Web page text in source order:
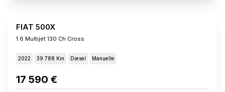
FIAT 500X
1.6 Multijet 130 Ch Cross
2022 39 788 Km Diesel Manuelle
17 590 €